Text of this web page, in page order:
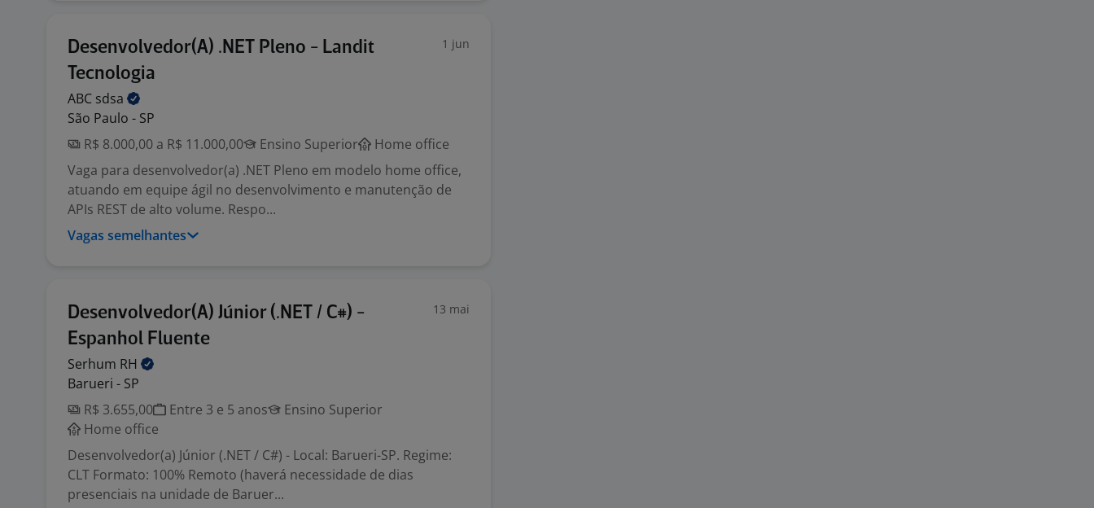
Desenvolvedor(A) .NET Pleno - Landit
Tecnologia
1 jun
ABC sdsa
São Paulo - SP
R$ 8.000,00 a R$ 11.000,00
Ensino Superior
Home office
Vaga para desenvolvedor(a) .NET Pleno em modelo home office,
atuando em equipe ágil no desenvolvimento e manutenção de
APIs REST de alto volume. Respo...
Vagas semelhantes
Desenvolvedor(A) Júnior (.NET / C#) -
Espanhol Fluente
13 mai
Serhum RH
Barueri - SP
R$ 3.655,00
Entre 3 e 5 anos
Ensino Superior
Home office
Desenvolvedor(a) Júnior (.NET / C#) - Local: Barueri-SP. Regime:
CLT Formato: 100% Remoto (haverá necessidade de dias
presenciais na unidade de Baruer...